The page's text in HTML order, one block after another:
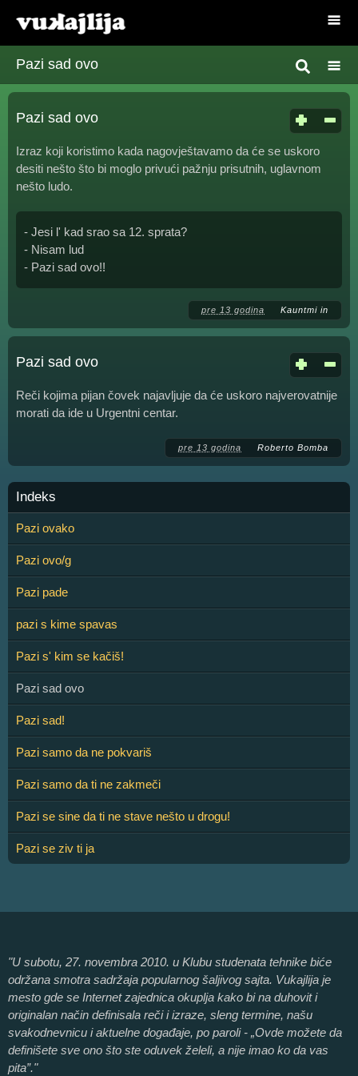
Pazi sad ovo
Pazi sad ovo
Izraz koji koristimo kada nagovještavamo da će se uskoro
desiti nešto što bi moglo privući pažnju prisutnih, uglavnom
nešto ludo.
- Jesi l' kad srao sa 12. sprata?
- Nisam lud
- Pazi sad ovo!!
pre 13 godina Kauntmi in
Pazi sad ovo
Reči kojima pijan čovek najavljuje da će uskoro najverovatnije
morati da ide u Urgentni centar.
pre 13 godina Roberto Bomba
Indeks
Pazi ovako
Pazi ovo/g
Pazi pade
pazi s kime spavas
Pazi s' kim se kačiš!
Pazi sad ovo
Pazi sad!
Pazi samo da ne pokvariš
Pazi samo da ti ne zakmeči
Pazi se sine da ti ne stave nešto u drogu!
Pazi se ziv ti ja
"U subotu, 27. novembra 2010. u Klubu studenata tehnike biće
održana smotra sadržaja popularnog šaljivog sajta. Vukajlija je
mesto gde se Internet zajednica okuplja kako bi na duhovit i
originalan način definisala reči i izraze, sleng termine, našu
svakodnevnicu i aktuelne događaje, po paroli - „Ovde možete da
definišete sve ono što ste oduvek želeli, a nije imao ko da vas
pita”."